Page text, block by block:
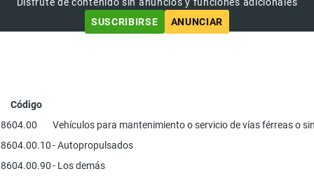
SUSCRIBIRSE
ANUNCIAR
Código
8604.00
Vehículos para mantenimiento o servicio de vías férreas o
8604.00.10- Autopropulsados
8604.00.90- Los demás